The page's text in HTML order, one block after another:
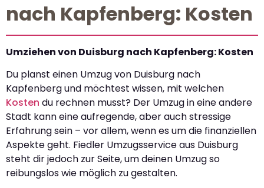
nach Kapfenberg: Kosten
Umziehen von Duisburg nach Kapfenberg: Kosten
Du planst einen Umzug von Duisburg nach
Kapfenberg und möchtest wissen, mit welchen
Kosten du rechnen musst? Der Umzug in eine andere
Stadt kann eine aufregende, aber auch stressige
Erfahrung sein – vor allem, wenn es um die finanziellen
Aspekte geht. Fiedler Umzugsservice aus Duisburg
steht dir jedoch zur Seite, um deinen Umzug so
reibungslos wie möglich zu gestalten.